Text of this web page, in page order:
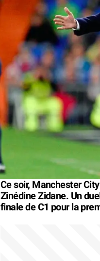
Ce soir, Manchester
Zinédine Zidane. Un
finale de C1 pour la